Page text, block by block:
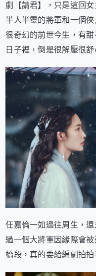
劇【請君】，只是這回
半人半靈的將軍和一個
很奇幻的前世今生，有
日子裡，倒是很解壓很舒
任嘉倫一如過往周生，
過一個大將軍因緣際會
橋段，真的要給編劇拍拍